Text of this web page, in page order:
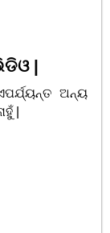
|
ଅନ୍ୟ
|